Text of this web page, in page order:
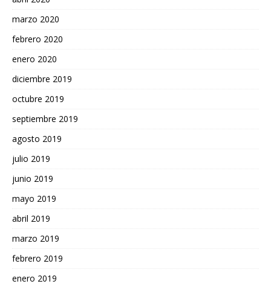
marzo 2020
febrero 2020
enero 2020
diciembre 2019
octubre 2019
septiembre 2019
agosto 2019
julio 2019
junio 2019
mayo 2019
abril 2019
marzo 2019
febrero 2019
enero 2019